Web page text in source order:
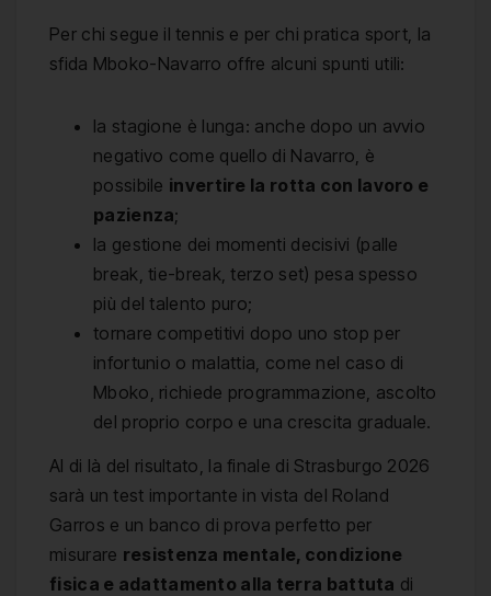
Per chi segue il tennis e per chi pratica sport, la
sfida Mboko-Navarro offre alcuni spunti utili:
la stagione è lunga: anche dopo un avvio
negativo come quello di Navarro, è
possibile invertire la rotta con lavoro e
pazienza;
la gestione dei momenti decisivi (palle
break, tie-break, terzo set) pesa spesso
più del talento puro;
tornare competitivi dopo uno stop per
infortunio o malattia, come nel caso di
Mboko, richiede programmazione, ascolto
del proprio corpo e una crescita graduale.
Al di là del risultato, la finale di Strasburgo 2026
sarà un test importante in vista del Roland
Garros e un banco di prova perfetto per
misurare resistenza mentale, condizione
fisica e adattamento alla terra battuta di